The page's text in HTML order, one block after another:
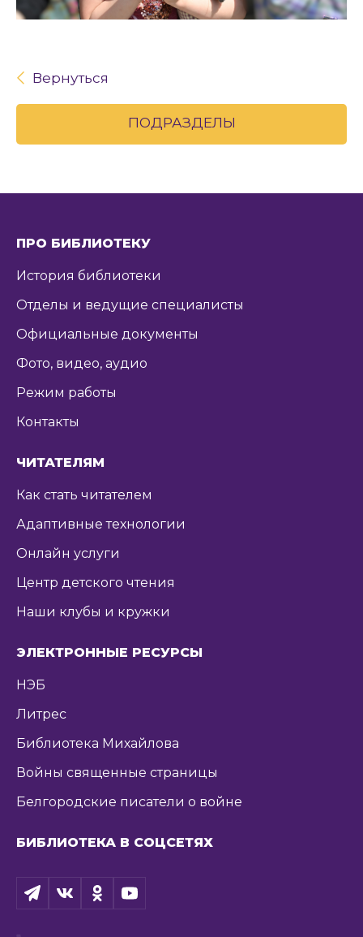
Вернуться
ПОДРАЗДЕЛЫ
ПРО БИБЛИОТЕКУ
История библиотеки
Отделы и ведущие специалисты
Официальные документы
Фото, видео, аудио
Режим работы
Контакты
ЧИТАТЕЛЯМ
Как стать читателем
Адаптивные технологии
Онлайн услуги
Центр детского чтения
Наши клубы и кружки
ЭЛЕКТРОННЫЕ РЕСУРСЫ
НЭБ
Литрес
Библиотека Михайлова
Войны священные страницы
Белгородские писатели о войне
БИБЛИОТЕКА В СОЦСЕТЯХ